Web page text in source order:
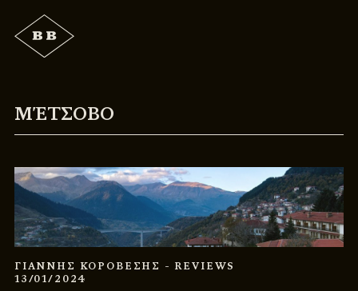
ΜΈΤΣΟΒΟ
ΓΙΑΝΝΗΣ ΚΟΡΟΒΕΣΗΣ - REVIEWS
13/01/2024